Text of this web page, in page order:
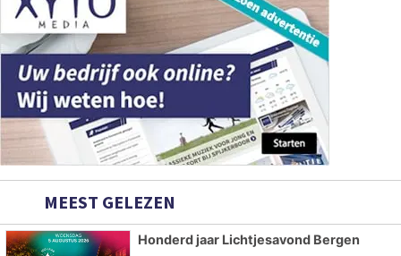
MEEST GELEZEN
Honderd jaar Lichtjesavond Bergen